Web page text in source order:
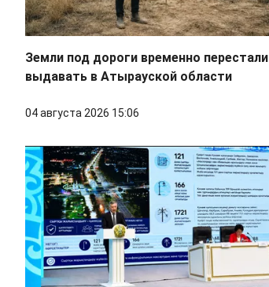
Земли под дороги временно перестали
выдавать в Атырауской области
04 августа 2026 15:06